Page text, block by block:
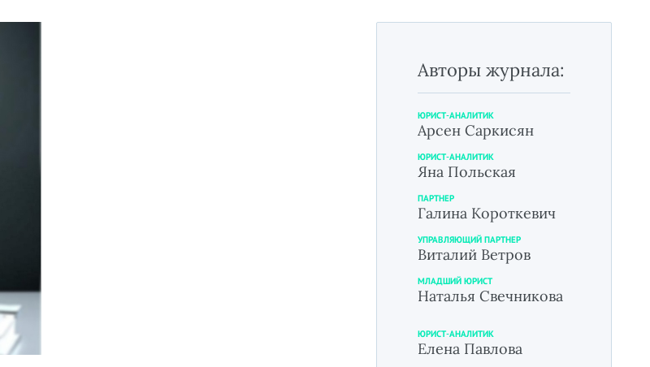
Авторы журнала:
ЮРИСТ-АНАЛИТИК
Арсен Саркисян
ЮРИСТ-АНАЛИТИК
Яна Польская
ПАРТНЕР
Галина Короткевич
УПРАВЛЯЮЩИЙ ПАРТНЕР
Виталий Ветров
МЛАДШИЙ ЮРИСТ
Наталья Свечникова
ЮРИСТ-АНАЛИТИК
Елена Павлова